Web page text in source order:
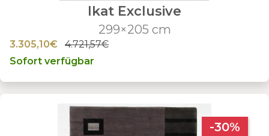
Ikat Exclusive
299×205 cm
3.305,10€
4.721,57€
Sofort verfügbar
-30%